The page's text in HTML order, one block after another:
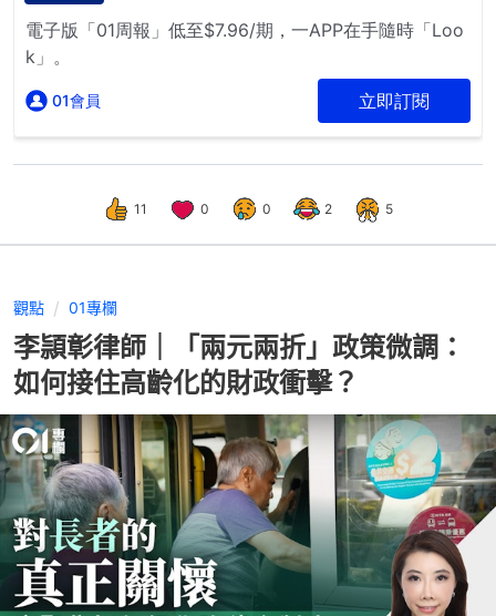
11 0 0 2 5
觀點 01專欄
李頴彰律師｜「兩元兩折」政策微調：
如何接住高齡化的財政衝擊？